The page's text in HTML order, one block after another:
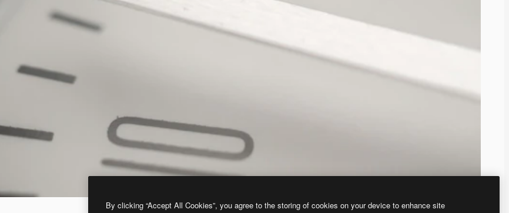
By clicking “Accept All Cookies”, you agree to the storing of cookies on your device to enhance site